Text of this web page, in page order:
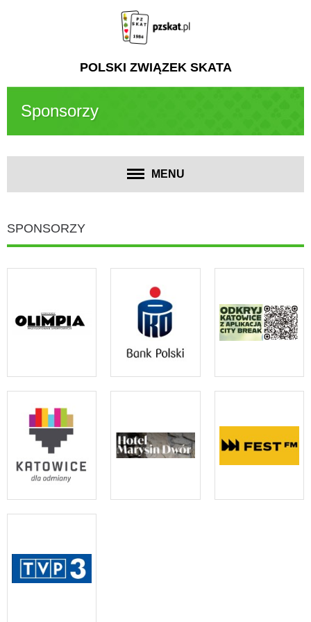
POLSKI ZWIĄZEK SKATA
Sponsorzy
MENU
SPONSORZY